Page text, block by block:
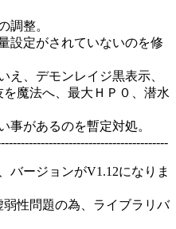
調整。
設定がされていないのを修
え、デモンレイジ黒表示、
魔法へ、最大ＨＰ０、潜水
事があるのを暫定対処。
バージョンがV1.12になりま
弱性問題の為、ライブラリバ